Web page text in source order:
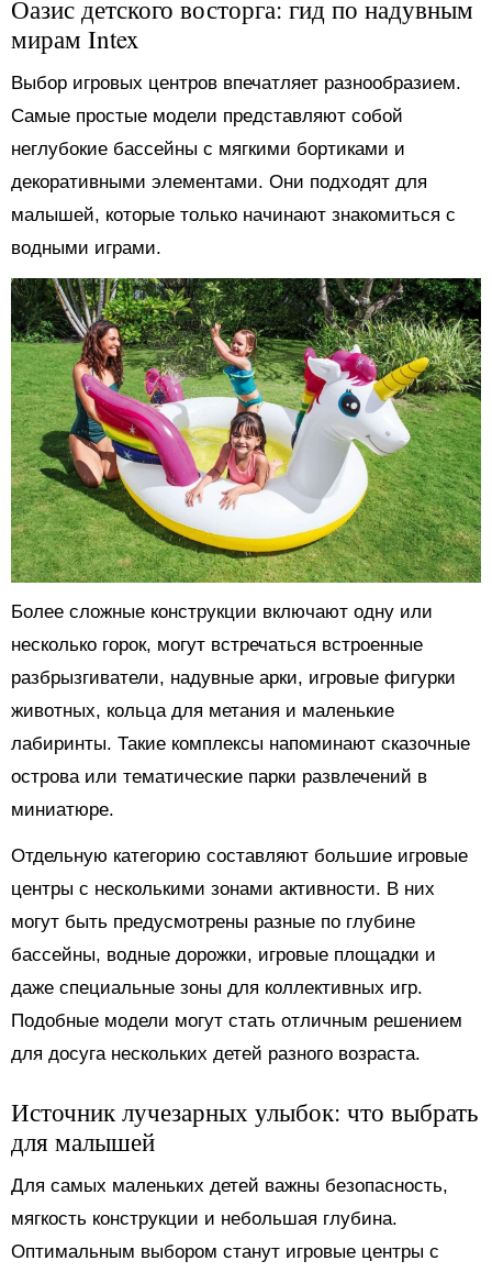
Оазис детского восторга: гид по надувным
мирам Intex
Выбор игровых центров впечатляет разнообразием.
Самые простые модели представляют собой
неглубокие бассейны с мягкими бортиками и
декоративными элементами. Они подходят для
малышей, которые только начинают знакомиться с
водными играми.
Более сложные конструкции включают одну или
несколько горок, могут встречаться встроенные
разбрызгиватели, надувные арки, игровые фигурки
животных, кольца для метания и маленькие
лабиринты. Такие комплексы напоминают сказочные
острова или тематические парки развлечений в
миниатюре.
Отдельную категорию составляют большие игровые
центры с несколькими зонами активности. В них
могут быть предусмотрены разные по глубине
бассейны, водные дорожки, игровые площадки и
даже специальные зоны для коллективных игр.
Подобные модели могут стать отличным решением
для досуга нескольких детей разного возраста.
Источник лучезарных улыбок: что выбрать
для малышей
Для самых маленьких детей важны безопасность,
мягкость конструкции и небольшая глубина.
Оптимальным выбором станут игровые центры с